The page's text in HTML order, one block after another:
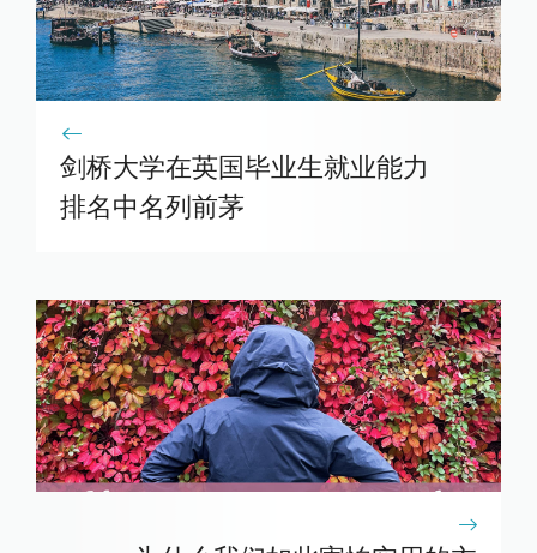
剑桥大学在英国毕业生就业能力
排名中名列前茅